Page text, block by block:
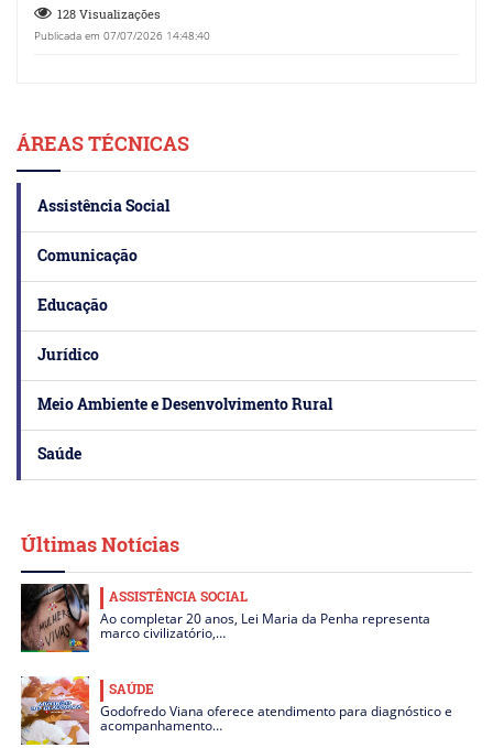
128 Visualizações
Publicada em 07/07/2026 14:48:40
ÁREAS TÉCNICAS
Assistência Social
Comunicação
Educação
Jurídico
Meio Ambiente e Desenvolvimento Rural
Saúde
Últimas Notícias
ASSISTÊNCIA SOCIAL
Ao completar 20 anos, Lei Maria da Penha representa
marco civilizatório,…
SAÚDE
Godofredo Viana oferece atendimento para diagnóstico e
acompanhamento…